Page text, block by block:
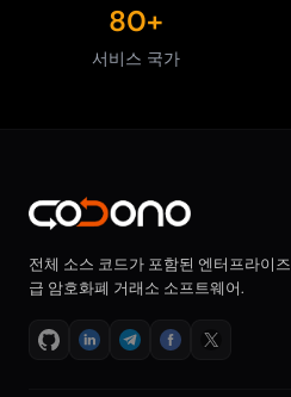
80+
서비스 국가
전체 소스 코드가 포함된 엔터프라이즈
급 암호화폐 거래소 소프트웨어.